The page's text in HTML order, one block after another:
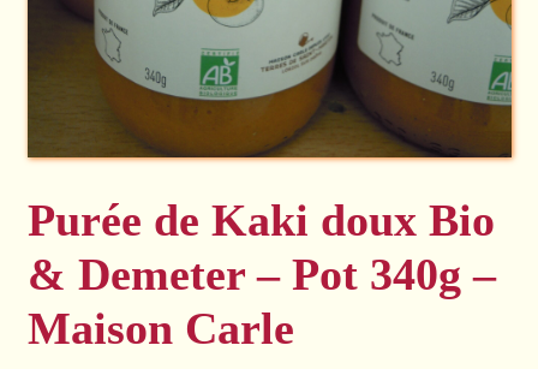
Purée de Kaki doux Bio
& Demeter – Pot 340g –
Maison Carle